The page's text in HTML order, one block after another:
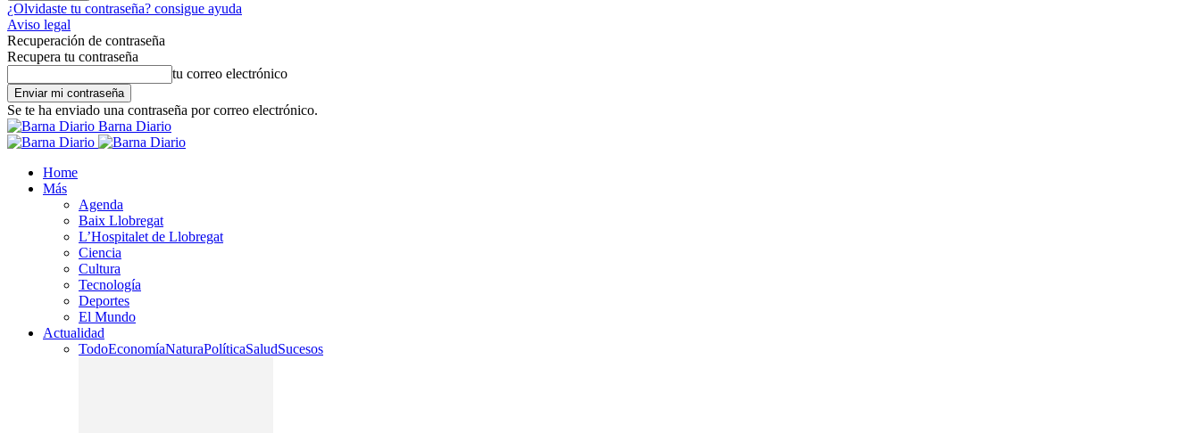
¿Olvidaste tu contraseña? consigue ayuda
Aviso legal
Recuperación de contraseña
Recupera tu contraseña
tu correo electrónico
Se te ha enviado una contraseña por correo electrónico.
Barna Diario
Home
Más
Agenda
Baix Llobregat
L’Hospitalet de Llobregat
Ciencia
Cultura
Tecnología
Deportes
El Mundo
Actualidad
TodoEconomíaNaturaPolíticaSaludSucesos